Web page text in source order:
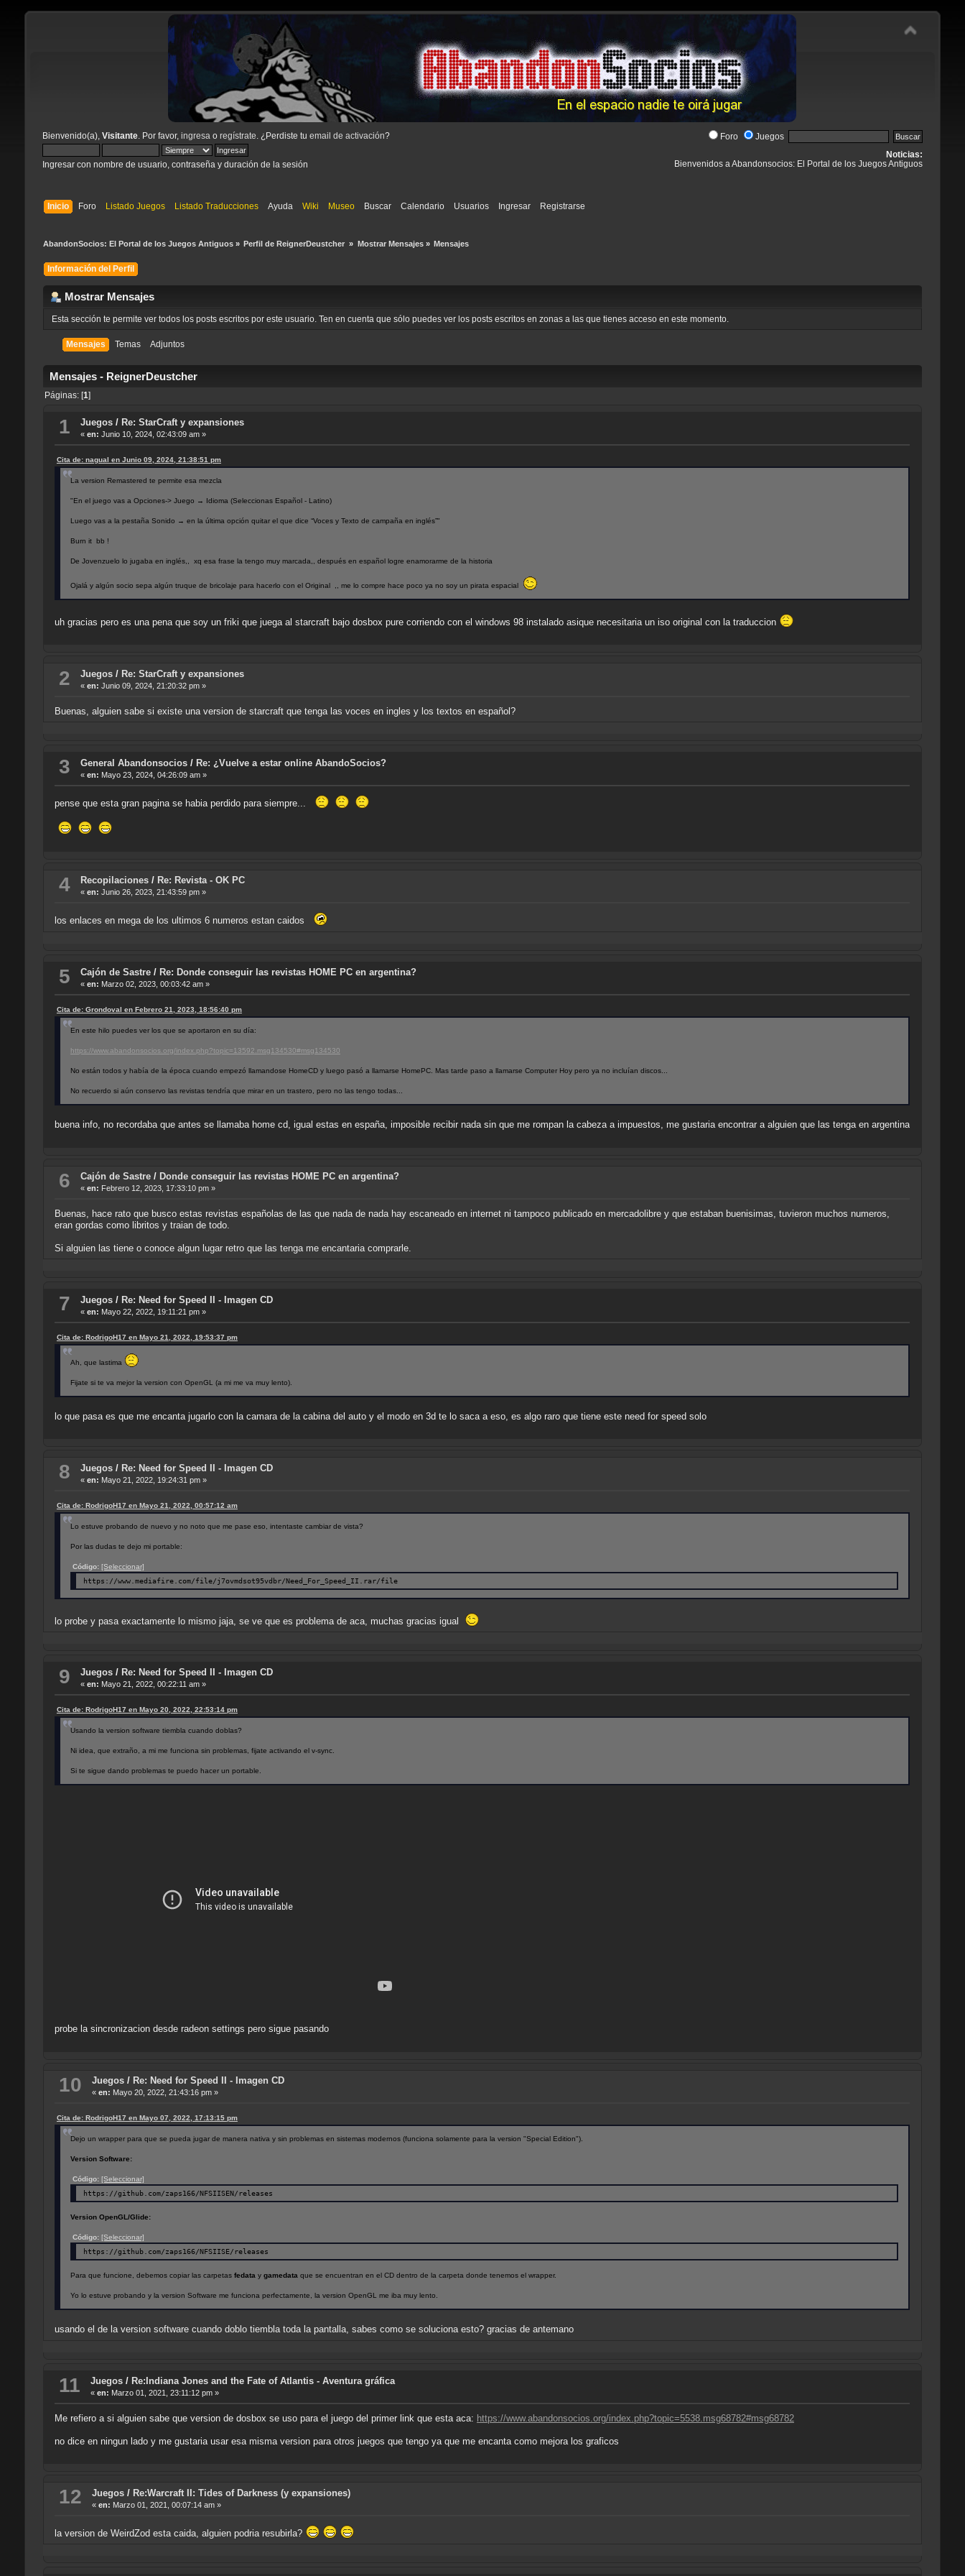
Bienvenido(a), Visitante. Por favor, ingresa o regístrate . ¿Perdiste tu email de activación?
Ingresar con nombre de usuario, contraseña y duración de la sesión
Foro Juegos
Noticias:
Bienvenidos a Abandonsocios: El Portal de los Juegos Antiguos
Inicio Foro Listado Juegos Listado Traducciones Ayuda Wiki Museo Buscar Calendario Usuarios Ingresar Registrarse
AbandonSocios: El Portal de los Juegos Antiguos» Perfil de ReignerDeustcher » Mostrar Mensajes» Mensajes
Información del Perfil
Mostrar Mensajes
Esta sección te permite ver todos los posts escritos por este usuario. Ten en cuenta que sólo puedes ver los posts escritos en zonas a las que tienes acceso en este momento.
Mensajes Temas Adjuntos
Mensajes - ReignerDeustcher
Páginas: [ 1]
1 Juegos/ Re: StarCraft y expansiones
« en: Junio 10, 2024, 02:43:09 am »
Cita de: nagual en Junio 09, 2024, 21:38:51 pm
La version Remastered te permite esa mezcla
"En el juego vas a Opciones-> Juego → Idioma (Seleccionas Español - Latino)
Luego vas a la pestaña Sonido → en la última opción quitar el que dice “Voces y Texto de campaña en inglés”"
Burn it bb !
De Jovenzuelo lo jugaba en inglés,, xq esa frase la tengo muy marcada,, después en español logre enamorarme de la historia
Ojalá y algún socio sepa algún truque de bricolaje para hacerlo con el Original ,, me lo compre hace poco ya no soy un pirata espacial
uh gracias pero es una pena que soy un friki que juega al starcraft bajo dosbox pure corriendo con el windows 98 instalado asique necesitaria un iso original con la traduccion
2 Juegos/ Re: StarCraft y expansiones
« en: Junio 09, 2024, 21:20:32 pm »
Buenas, alguien sabe si existe una version de starcraft que tenga las voces en ingles y los textos en español?
3 General Abandonsocios/ Re: ¿Vuelve a estar online AbandoSocios?
« en: Mayo 23, 2024, 04:26:09 am »
pense que esta gran pagina se habia perdido para siempre...
4 Recopilaciones/ Re: Revista - OK PC
« en: Junio 26, 2023, 21:43:59 pm »
los enlaces en mega de los ultimos 6 numeros estan caidos
5 Cajón de Sastre/ Re: Donde conseguir las revistas HOME PC en argentina?
« en: Marzo 02, 2023, 00:03:42 am »
Cita de: Grondoval en Febrero 21, 2023, 18:56:40 pm
En este hilo puedes ver los que se aportaron en su día:
https://www.abandonsocios.org/index.php?topic=13592.msg134530#msg134530
No están todos y había de la época cuando empezó llamandose HomeCD y luego pasó a llamarse HomePC. Mas tarde paso a llamarse Computer Hoy pero ya no incluían discos...
No recuerdo si aún conservo las revistas tendría que mirar en un trastero, pero no las tengo todas...
buena info, no recordaba que antes se llamaba home cd, igual estas en españa, imposible recibir nada sin que me rompan la cabeza a impuestos, me gustaria encontrar a alguien que las tenga en argentina
6 Cajón de Sastre/ Donde conseguir las revistas HOME PC en argentina?
« en: Febrero 12, 2023, 17:33:10 pm »
Buenas, hace rato que busco estas revistas españolas de las que nada de nada hay escaneado en internet ni tampoco publicado en mercadolibre y que estaban buenisimas, tuvieron muchos numeros,
eran gordas como libritos y traian de todo.
Si alguien las tiene o conoce algun lugar retro que las tenga me encantaria comprarle.
7 Juegos/ Re: Need for Speed II - Imagen CD
« en: Mayo 22, 2022, 19:11:21 pm »
Cita de: RodrigoH17 en Mayo 21, 2022, 19:53:37 pm
Ah, que lastima
Fijate si te va mejor la version con OpenGL (a mi me va muy lento).
lo que pasa es que me encanta jugarlo con la camara de la cabina del auto y el modo en 3d te lo saca a eso, es algo raro que tiene este need for speed solo
8 Juegos/ Re: Need for Speed II - Imagen CD
« en: Mayo 21, 2022, 19:24:31 pm »
Cita de: RodrigoH17 en Mayo 21, 2022, 00:57:12 am
Lo estuve probando de nuevo y no noto que me pase eso, intentaste cambiar de vista?
Por las dudas te dejo mi portable:
Código: [Seleccionar]
https://www.mediafire.com/file/j7ovmdsot95vdbr/Need_For_Speed_II.rar/file
lo probe y pasa exactamente lo mismo jaja, se ve que es problema de aca, muchas gracias igual
9 Juegos/ Re: Need for Speed II - Imagen CD
« en: Mayo 21, 2022, 00:22:11 am »
Cita de: RodrigoH17 en Mayo 20, 2022, 22:53:14 pm
Usando la version software tiembla cuando doblas?
Ni idea, que extraño, a mi me funciona sin problemas, fijate activando el v-sync.
Si te sigue dando problemas te puedo hacer un portable.
probe la sincronizacion desde radeon settings pero sigue pasando
10 Juegos/ Re: Need for Speed II - Imagen CD
« en: Mayo 20, 2022, 21:43:16 pm »
Cita de: RodrigoH17 en Mayo 07, 2022, 17:13:15 pm
Dejo un wrapper para que se pueda jugar de manera nativa y sin problemas en sistemas modernos (funciona solamente para la version "Special Edition").
Version Software:
Código: [Seleccionar]
https://github.com/zaps166/NFSIISEN/releases
Version OpenGL/Glide:
Código: [Seleccionar]
https://github.com/zaps166/NFSIISE/releases
Para que funcione, debemos copiar las carpetas fedata y gamedata que se encuentran en el CD dentro de la carpeta donde tenemos el wrapper.
Yo lo estuve probando y la version Software me funciona perfectamente, la version OpenGL me iba muy lento.
usando el de la version software cuando doblo tiembla toda la pantalla, sabes como se soluciona esto? gracias de antemano
11 Juegos/ Re:Indiana Jones and the Fate of Atlantis - Aventura gráfica
« en: Marzo 01, 2021, 23:11:12 pm »
Me refiero a si alguien sabe que version de dosbox se uso para el juego del primer link que esta aca: https://www.abandonsocios.org/index.php?topic=5538.msg68782#msg68782
no dice en ningun lado y me gustaria usar esa misma version para otros juegos que tengo ya que me encanta como mejora los graficos
12 Juegos/ Re:Warcraft II: Tides of Darkness (y expansiones)
« en: Marzo 01, 2021, 00:07:14 am »
la version de WeirdZod esta caida, alguien podria resubirla?